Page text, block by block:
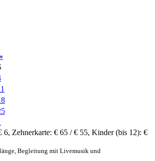
6, Zehnerkarte: € 65 / € 55, Kinder (bis 12): €
Begleitung mit Livemusik und